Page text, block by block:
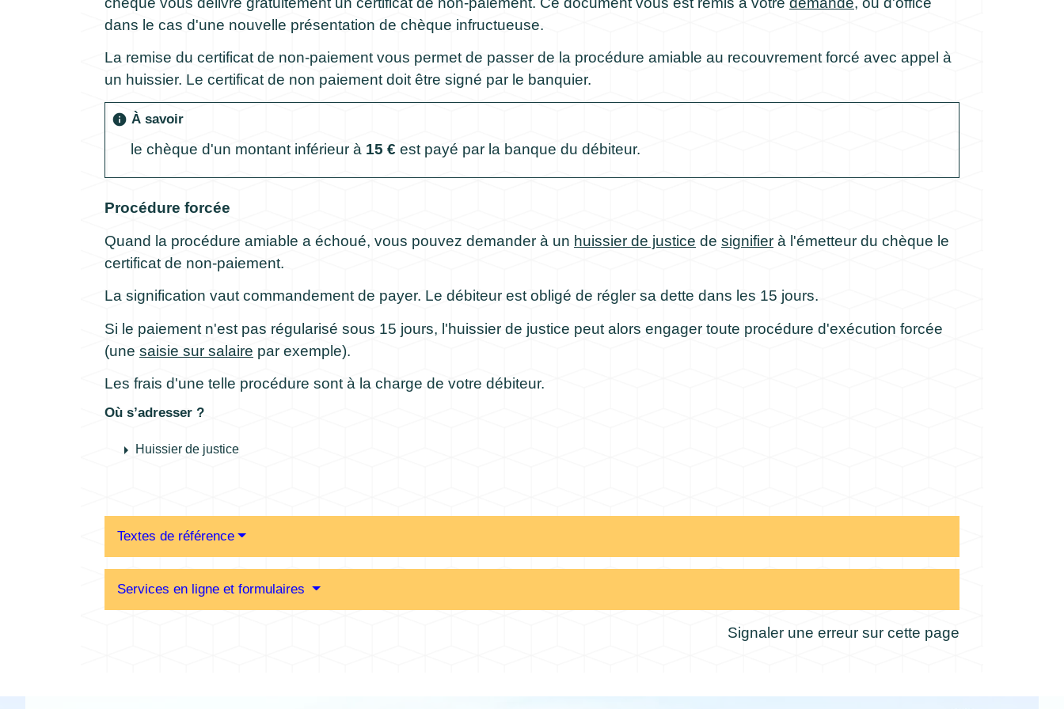
dans le cas d'une nouvelle présentation de chèque infructueuse.
La remise du certificat de non-paiement vous permet de passer de la procédure amiable au recouvrement forcé avec appel à
un huissier. Le certificat de non paiement doit être signé par le banquier.
info À savoir
le chèque d'un montant inférieur à 15 € est payé par la banque du débiteur.
Procédure forcée
Quand la procédure amiable a échoué, vous pouvez demander à un huissier de justice de signifier à l'émetteur du chèque le
certificat de non-paiement.
La signification vaut commandement de payer. Le débiteur est obligé de régler sa dette dans les 15 jours.
Si le paiement n'est pas régularisé sous 15 jours, l'huissier de justice peut alors engager toute procédure d'exécution forcée
(une saisie sur salaire par exemple).
Les frais d'une telle procédure sont à la charge de votre débiteur.
Où s’adresser ?
arrow_right Huissier de justice
Textes de référence
Services en ligne et formulaires
Signaler une erreur sur cette page